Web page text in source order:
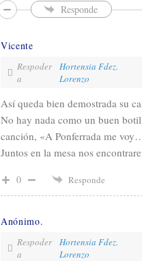
Responde
Vicente
Respoder
a
Hortensia Fdez.
Lorenzo
Así queda bien demostrada su
No hay nada como un buen
canción, «A Ponferrada me
Juntos en la mesa nos
0 Responde
Anónimo.
Respoder
a
Hortensia Fdez.
Lorenzo